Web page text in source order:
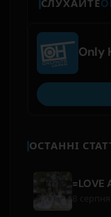
СЛУХАЙТЕ
Only
ОСТАННІ